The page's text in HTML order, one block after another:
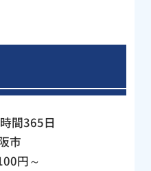
間365日
市
円～